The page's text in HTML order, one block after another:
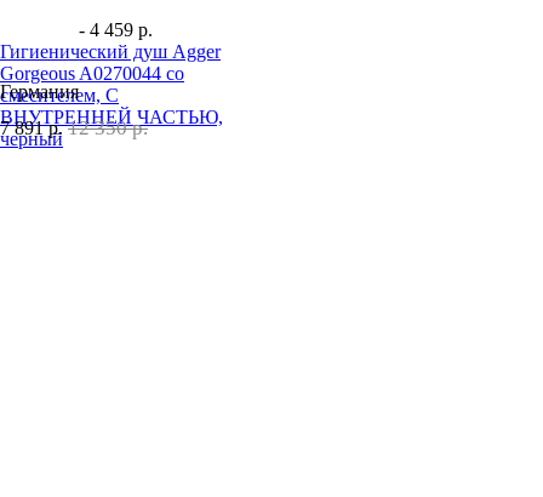
- 4 459 р.
Гигиенический душ Agger
Gorgeous A0270044 со
смесителем, С
ВНУТРЕННЕЙ ЧАСТЬЮ,
черный
Германия
7 891 р. 12 350 р.